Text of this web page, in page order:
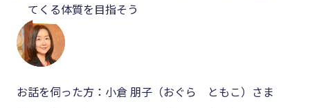
てくる体質を目指そう
お話を伺った方：小倉 朋子（おぐら ともこ）さま